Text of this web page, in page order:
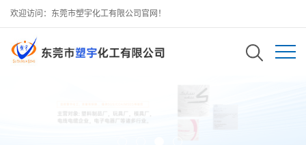
欢迎访问：东莞市塑宇化工有限公司官网！